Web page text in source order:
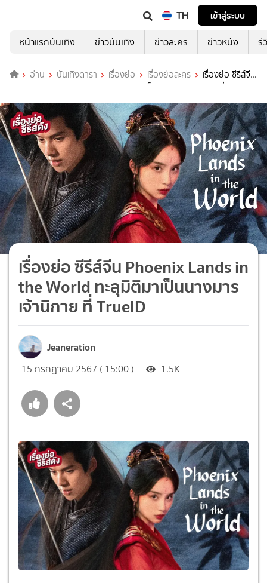
TH
เข้าสู่ระบบ
หน้าแรกบันเทิง
ข่าวบันเทิง ข่าวละคร ข่าวหนัง รี
อ่าน บันเทิงดารา เรื่องย่อ เรื่องย่อละคร
เรื่องย่อ ซีรีส์จีน
Phoenix Lands in the World ทะลุมิติมาเป็นนางมารเจ้านิกาย ที่ TrueID
เรื่องย่อ ซีรีส์จีน Phoenix Lands in
the World ทะลุมิติมาเป็นนางมาร
เจ้านิกาย ที่ TrueID
Jeaneration
15 กรกฎาคม 2567 ( 15:00 ) 1.5K